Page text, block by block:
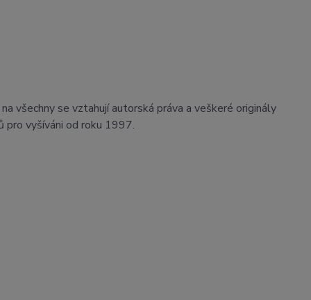
všechny se vztahují autorská práva a veškeré originály
pro vyšíváni od roku 1997.